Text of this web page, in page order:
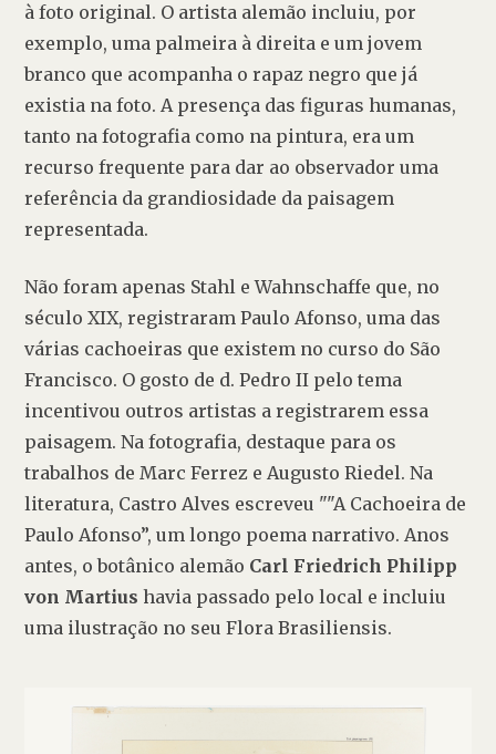
à foto original. O artista alemão incluiu, por
exemplo, uma palmeira à direita e um jovem
branco que acompanha o rapaz negro que já
existia na foto. A presença das figuras humanas,
tanto na fotografia como na pintura, era um
recurso frequente para dar ao observador uma
referência da grandiosidade da paisagem
representada.
Não foram apenas Stahl e Wahnschaffe que, no
século XIX, registraram Paulo Afonso, uma das
várias cachoeiras que existem no curso do São
Francisco. O gosto de d. Pedro II pelo tema
incentivou outros artistas a registrarem essa
paisagem. Na fotografia, destaque para os
trabalhos de Marc Ferrez e Augusto Riedel. Na
literatura, Castro Alves escreveu ""A Cachoeira de
Paulo Afonso”, um longo poema narrativo. Anos
antes, o botânico alemão Carl Friedrich Philipp
von Martius havia passado pelo local e incluiu
uma ilustração no seu Flora Brasiliensis.